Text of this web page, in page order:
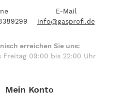
E-Mail
info@gasprofi.de
erreichen Sie uns:
Freitag 09:00 bis 22:00 Uhr
Mein Konto